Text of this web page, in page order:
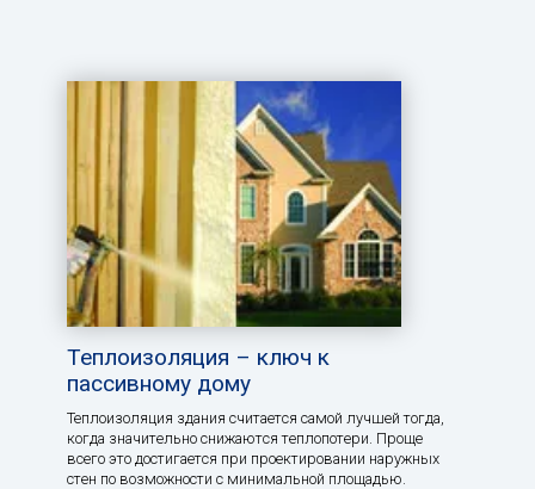
Теплоизоляция – ключ к
пассивному дому
Теплоизоляция здания считается самой лучшей тогда,
когда значительно снижаются теплопотери. Проще
всего это достигается при проектировании наружных
стен по возможности с минимальной площадью.